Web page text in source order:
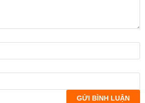
GỬI BÌNH LUẬN